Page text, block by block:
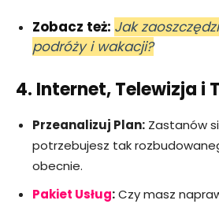
Zobacz też: Jak
podróży i wakacji?
4. Internet, Telewizja i
Przeanalizuj Plan: Zastanów
potrzebujesz tak
obecnie.
Pakiet Usług:Czy masz